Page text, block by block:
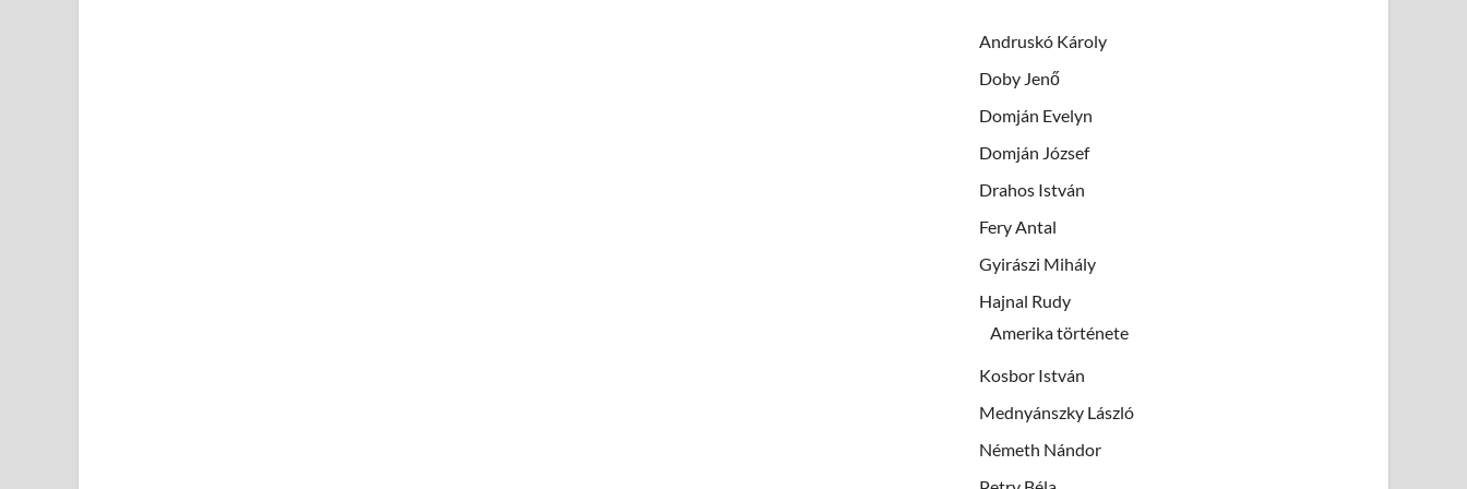
Andruskó Károly
Doby Jenő
Domján Evelyn
Domján József
Drahos István
Fery Antal
Gyirászi Mihály
Hajnal Rudy
Amerika története
Kosbor István
Mednyánszky László
Németh Nándor